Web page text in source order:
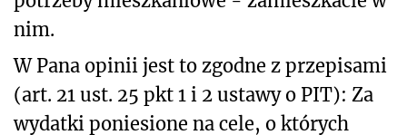
nim.
W Pana opinii jest to zgodne z przepisami
(art. 21 ust. 25 pkt 1 i 2 ustawy o PIT): Za
wydatki poniesione na cele, o których